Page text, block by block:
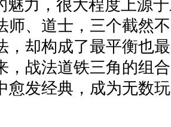
魅力，很大程度上源
师、道士，三个截然
，却构成了最平衡也
，战法道铁三角的组
愈发经典，成为无数